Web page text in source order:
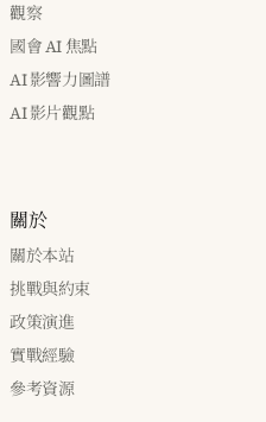
觀察
國會 AI 焦點
AI 影響力圖譜
AI 影片觀點
關於
關於本站
挑戰與約束
政策演進
實戰經驗
參考資源